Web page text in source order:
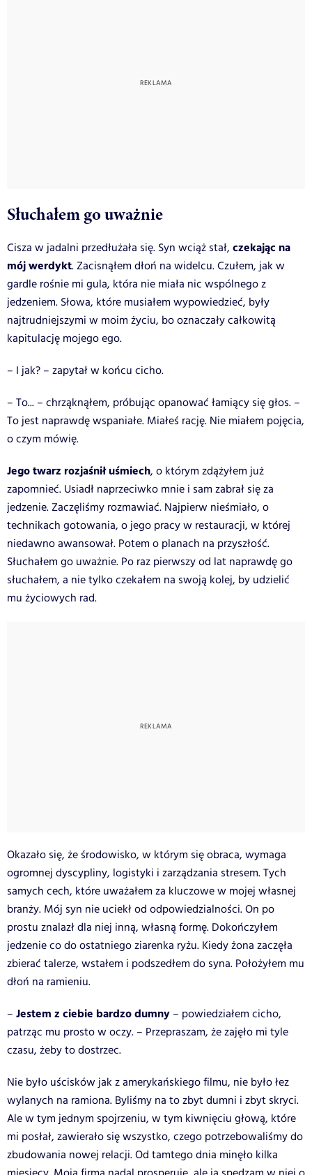
Słuchałem go uważnie
Cisza w jadalni przedłużała się. Syn wciąż stał, czekając na
mój werdykt. Zacisnąłem dłoń na widelcu. Czułem, jak w
gardle rośnie mi gula, która nie miała nic wspólnego z
jedzeniem. Słowa, które musiałem wypowiedzieć, były
najtrudniejszymi w moim życiu, bo oznaczały całkowitą
kapitulację mojego ego.
– I jak? – zapytał w końcu cicho.
– To... – chrząknąłem, próbując opanować łamiący się głos. –
To jest naprawdę wspaniałe. Miałeś rację. Nie miałem pojęcia,
o czym mówię.
Jego twarz rozjaśnił uśmiech, o którym zdążyłem już
zapomnieć. Usiadł naprzeciwko mnie i sam zabrał się za
jedzenie. Zaczęliśmy rozmawiać. Najpierw nieśmiało, o
technikach gotowania, o jego pracy w restauracji, w której
niedawno awansował. Potem o planach na przyszłość.
Słuchałem go uważnie. Po raz pierwszy od lat naprawdę go
słuchałem, a nie tylko czekałem na swoją kolej, by udzielić
mu życiowych rad.
Okazało się, że środowisko, w którym się obraca, wymaga
ogromnej dyscypliny, logistyki i zarządzania stresem. Tych
samych cech, które uważałem za kluczowe w mojej własnej
branży. Mój syn nie uciekł od odpowiedzialności. On po
prostu znalazł dla niej inną, własną formę. Dokończyłem
jedzenie co do ostatniego ziarenka ryżu. Kiedy żona zaczęła
zbierać talerze, wstałem i podszedłem do syna. Położyłem mu
dłoń na ramieniu.
– Jestem z ciebie bardzo dumny – powiedziałem cicho,
patrząc mu prosto w oczy. – Przepraszam, że zajęło mi tyle
czasu, żeby to dostrzec.
Nie było uścisków jak z amerykańskiego filmu, nie było łez
wylanych na ramiona. Byliśmy na to zbyt dumni i zbyt skryci.
Ale w tym jednym spojrzeniu, w tym kiwnięciu głową, które
mi posłał, zawierało się wszystko, czego potrzebowaliśmy do
zbudowania nowej relacji. Od tamtego dnia minęło kilka